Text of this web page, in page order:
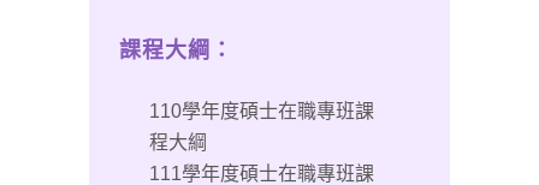
課程大綱：
110學年度碩士在職專班課
程大綱
111學年度碩士在職專班課